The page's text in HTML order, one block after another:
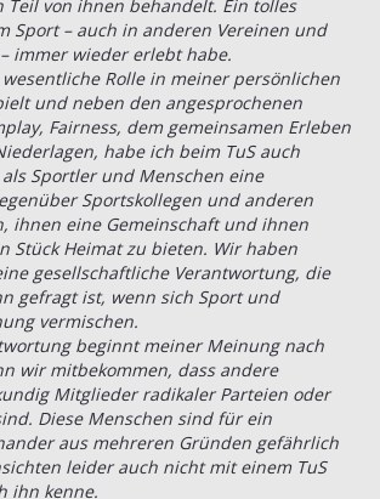
Teil von ihnen behandelt. Ein tolles
Sport – auch in anderen Vereinen und
immer wieder erlebt habe.
Rolle in meiner persönlichen
und neben den angesprochenen
Fairness, dem gemeinsamen Erleben
habe ich beim TuS auch
Sportler und Menschen eine
Sportskollegen und anderen
ihnen eine Gemeinschaft und ihnen
Stück Heimat zu bieten. Wir haben
gesellschaftliche Verantwortung, die
gefragt ist, wenn sich Sport und
vermischen.
beginnt meiner Meinung nach
wir mitbekommen, dass andere
Mitglieder radikaler Parteien oder
Diese Menschen sind für ein
aus mehreren Gründen gefährlich
leider auch nicht mit einem TuS
ihn kenne.